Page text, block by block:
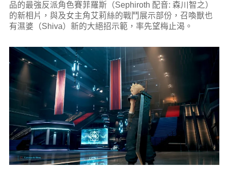
品的最強反派角色賽菲羅斯（Sephiroth 配音: 森川智之）
的新相片，與及女主角艾莉絲的戰鬥展示部份，召喚獸也
有濕婆（Shiva）新的大絕招示範，率先望梅止渴。